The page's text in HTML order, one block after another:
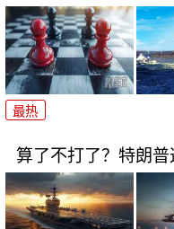
最热
算了不打了？特朗